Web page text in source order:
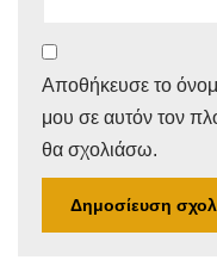
Αποθήκευσε το
μου σε αυτόν τον
θα σχολιάσω.